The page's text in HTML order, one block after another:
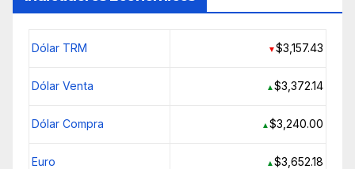
Dólar TRM ▼$3,157.43
Dólar Venta ▲$3,372.14
Dólar Compra ▲$3,240.00
Euro ▲$3,652.18